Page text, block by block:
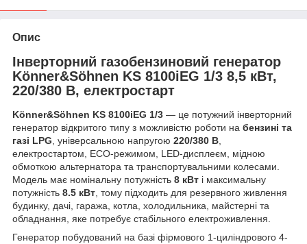
Опис
Інверторний газобензиновий генератор
Könner&Söhnen KS 8100iEG 1/3 8,5 кВт,
220/380 В, електростарт
Könner&Söhnen KS 8100iEG 1/3 — це потужний інверторний
генератор відкритого типу з можливістю роботи на бензині та
газі LPG, універсальною напругою 220/380 В,
електростартом, ECO-режимом, LED-дисплеєм, мідною
обмоткою альтернатора та транспортувальними колесами.
Модель має номінальну потужність 8 кВт і максимальну
потужність 8.5 кВт, тому підходить для резервного живлення
будинку, дачі, гаража, котла, холодильника, майстерні та
обладнання, яке потребує стабільного електроживлення.
Генератор побудований на базі фірмового 1-циліндрового 4-